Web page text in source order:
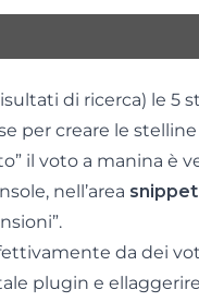
di ricerca) le 5
per creare le
il voto a manina
nell’area
da dei
plugin e